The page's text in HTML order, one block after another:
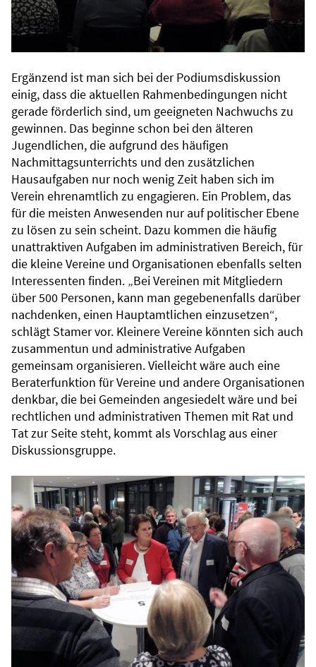
Ergänzend ist man sich bei der Podiumsdiskussion
einig, dass die aktuellen Rahmenbedingungen nicht
gerade förderlich sind, um geeigneten Nachwuchs zu
gewinnen. Das beginne schon bei den älteren
Jugendlichen, die aufgrund des häufigen
Nachmittagsunterrichts und den zusätzlichen
Hausaufgaben nur noch wenig Zeit haben sich im
Verein ehrenamtlich zu engagieren. Ein Problem, das
für die meisten Anwesenden nur auf politischer Ebene
zu lösen zu sein scheint. Dazu kommen die häufig
unattraktiven Aufgaben im administrativen Bereich, für
die kleine Vereine und Organisationen ebenfalls selten
Interessenten finden. „Bei Vereinen mit Mitgliedern
über 500 Personen, kann man gegebenenfalls darüber
nachdenken, einen Hauptamtlichen einzusetzen“,
schlägt Stamer vor. Kleinere Vereine könnten sich auch
zusammentun und administrative Aufgaben
gemeinsam organisieren. Vielleicht wäre auch eine
Beraterfunktion für Vereine und andere Organisationen
denkbar, die bei Gemeinden angesiedelt wäre und bei
rechtlichen und administrativen Themen mit Rat und
Tat zur Seite steht, kommt als Vorschlag aus einer
Diskussionsgruppe.